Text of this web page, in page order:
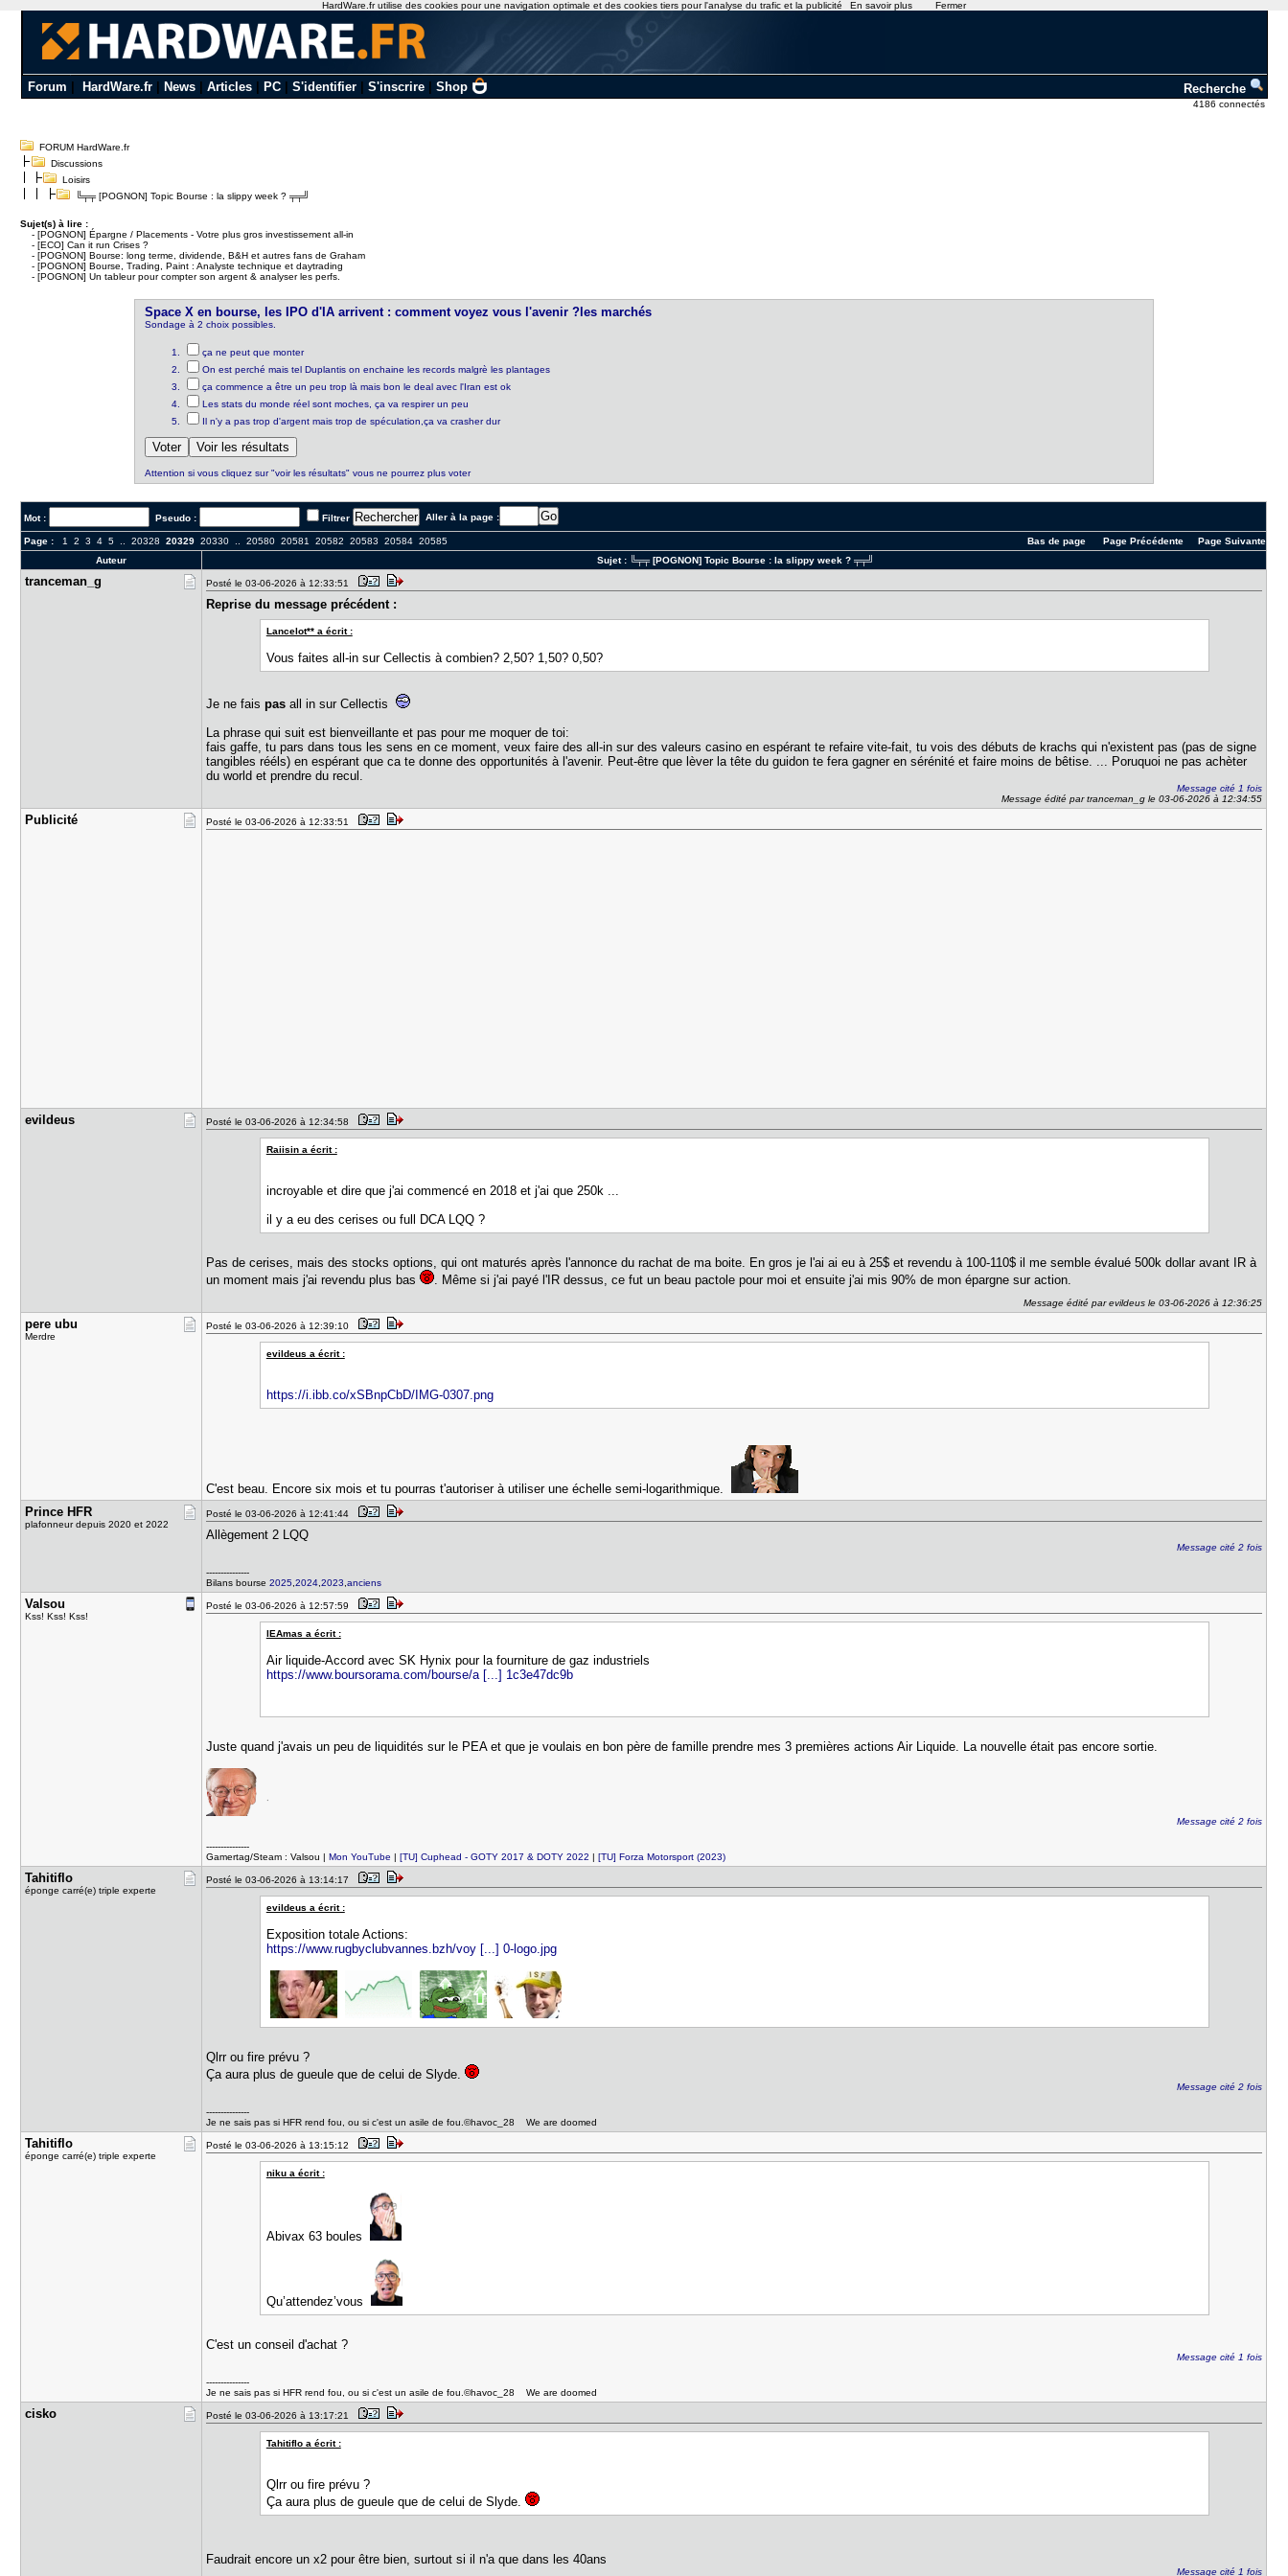
Forum HardWare.fr| News| Articles| PC| S'identifier| S'inscrire| Shop Recherche
4186 connectés
FORUM HardWare.fr
Discussions
Loisirs
╚╤╤ [POGNON] Topic Bourse : la slippy week ? ╤╤╝
Sujet(s) à lire :
-[POGNON] Épargne / Placements - Votre plus gros investissement all-in
-[ECO] Can it run Crises ?
-[POGNON] Bourse: long terme, dividende, B&H et autres fans de Graham
-[POGNON] Bourse, Trading, Paint : Analyste technique et daytrading
-[POGNON] Un tableur pour compter son argent & analyser les perfs.
Space X en bourse, les IPO d'IA arrivent : comment voyez vous l'avenir ?les marchés
Sondage à 2 choix possibles.
ça ne peut que monter
On est perché mais tel Duplantis on enchaine les records malgrè les plantages
ça commence a être un peu trop là mais bon le deal avec l'Iran est ok
Les stats du monde réel sont moches, ça va respirer un peu
Il n'y a pas trop d'argent mais trop de spéculation,ça va crasher dur
Attention si vous cliquez sur "voir les résultats" vous ne pourrez plus voter
Mot : Pseudo : Filtrer Aller à la page :
Page : 1 2 3 4 5 ..20328 20329 20330 ..20580 20581 20582 20583 20584 20585 Page Suivante
Page Précédente
Bas de page
Auteur
Sujet : ╚╤╤ [POGNON] Topic Bourse : la slippy week ? ╤╤╝
tranceman_​g Posté le 03-06-2026 à 12:33:51
Reprise du message précédent :
Lancelot** a écrit :
Vous faites all-in sur Cellectis à combien? 2,50? 1,50? 0,50?
Je ne faispasall in sur Cellectis
La phrase qui suit est bienveillante et pas pour me moquer de toi:
fais gaffe, tu pars dans tous les sens en ce moment, veux faire des all-in sur des valeurs casino en espérant te refaire vite-fait, tu vois des débuts de krachs qui n'existent pas (pas de signe
tangibles rééls) en espérant que ca te donne des opportunités à l'avenir. Peut-être que lèver la tête du guidon te fera gagner en sérénité et faire moins de bêtise. ... Poruquoi ne pas achèter
du world et prendre du recul.
Message cité 1 fois
Message édité par tranceman_g le 03-06-2026 à 12:34:55
Publicité Posté le 03-06-2026 à 12:33:51
evildeus Posté le 03-06-2026 à 12:34:58
Raiisin a écrit :
incroyable et dire que j'ai commencé en 2018 et j'ai que 250k ...
il y a eu des cerises ou full DCA LQQ ?
Pas de cerises, mais des stocks options, qui ont maturés après l'annonce du rachat de ma boite. En gros je l'ai ai eu à 25$ et revendu à 100-110$ il me semble évalué 500k dollar avant IR à
un moment mais j'ai revendu plus bas
. Même si j'ai payé l'IR dessus, ce fut un beau pactole pour moi et ensuite j'ai mis 90% de mon épargne sur action.
Message édité par evildeus le 03-06-2026 à 12:36:25
pere ubu
Merdre
Posté le 03-06-2026 à 12:39:10
evildeus a écrit :
https://i.ibb.co/xSBnpCbD/IMG-0307.png
C'est beau. Encore six mois et tu pourras t'autoriser à utiliser une échelle semi-logarithmique.
Prince HFR
plafonneur depuis 2020 et 2022
Posté le 03-06-2026 à 12:41:44
Allègement 2 LQQ
Message cité 2 fois
---------------
Bilans bourse2025 ,2024 ,2023 ,anciens
Valsou
Kss! Kss! Kss!
Posté le 03-06-2026 à 12:57:59
lEAmas a écrit :
Air liquide-Accord avec SK Hynix pour la fourniture de gaz industriels
https://www.boursorama.com/bourse/a [...] 1c3e47dc9b
Juste quand j'avais un peu de liquidités sur le PEA et que je voulais en bon père de famille prendre mes 3 premières actions Air Liquide. La nouvelle était pas encore sortie.
Message cité 2 fois
---------------
Gamertag/Steam : Valsou |Mon YouTube |[TU] Cuphead - GOTY 2017 & DOTY 2022 |[TU] Forza Motorsport (2023)
Tahitiflo
éponge carré(e) triple experte
Posté le 03-06-2026 à 13:14:17
evildeus a écrit :
Exposition totale Actions:
https://www.rugbyclubvannes.bzh/voy [...] 0-logo.jpg
Qlrr ou fire prévu ?
Ça aura plus de gueule que de celui de Slyde.
Message cité 2 fois
---------------
Je ne sais pas si HFR rend fou, ou si c'est un asile de fou.©havoc_28 We are doomed
Tahitiflo
éponge carré(e) triple experte
Posté le 03-06-2026 à 13:15:12
niku a écrit :
Abivax 63 boules
Qu’attendez’vous
C'est un conseil d'achat ?
Message cité 1 fois
---------------
Je ne sais pas si HFR rend fou, ou si c'est un asile de fou.©havoc_28 We are doomed
cisko Posté le 03-06-2026 à 13:17:21
Tahitiflo a écrit :
Qlrr ou fire prévu ?
Ça aura plus de gueule que de celui de Slyde.
Faudrait encore un x2 pour être bien, surtout si il n'a que dans les 40ans
Message cité 1 fois
HardWare.fr utilise des cookies pour une navigation optimale et des cookies tiers pour l'analyse du trafic et la publicité En savoir plus Fermer